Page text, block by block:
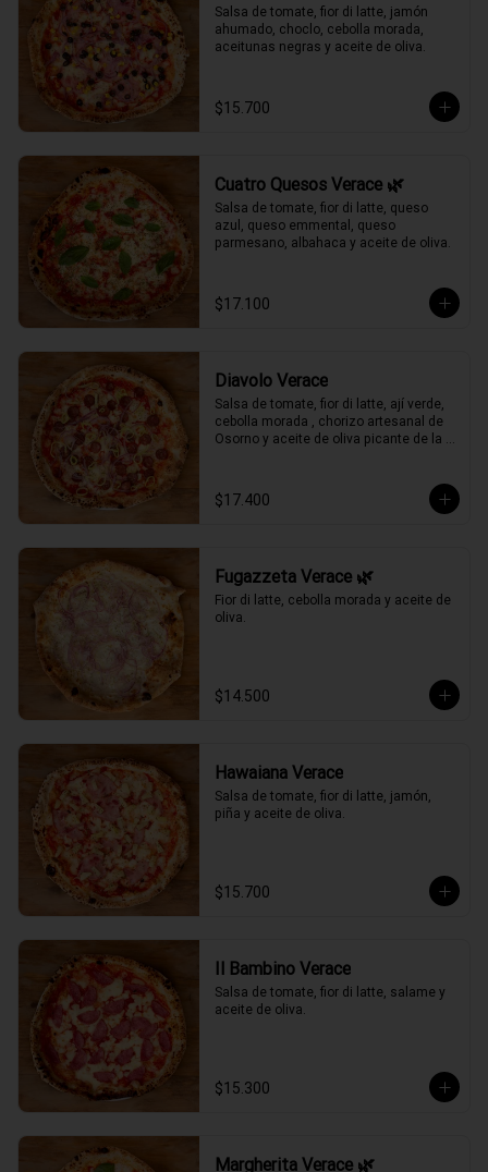
Salsa de tomate, fior di latte, jamón
ahumado, choclo, cebolla morada,
aceitunas negras y aceite de oliva.
$15.700
Cuatro Quesos Verace 🌿
Salsa de tomate, fior di latte, queso
azul, queso emmental, queso
parmesano, albahaca y aceite de oliva.
$17.100
Diavolo Verace
Salsa de tomate, fior di latte, ají verde,
cebolla morada , chorizo artesanal de
Osorno y aceite de oliva picante de la
$17.400
Fugazzeta Verace 🌿
Fior di latte, cebolla morada y aceite de
oliva.
$14.500
Hawaiana Verace
Salsa de tomate, fior di latte, jamón,
piña y aceite de oliva.
$15.700
Il Bambino Verace
Salsa de tomate, fior di latte, salame y
aceite de oliva.
$15.300
Margherita Verace 🌿